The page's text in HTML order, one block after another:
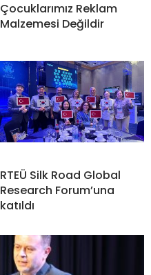
Çocuklarımız Reklam
Malzemesi Değildir
RTEÜ Silk Road Global
Research Forum’una
katıldı